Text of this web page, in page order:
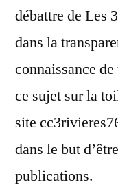
débattre de Les
dans la
connaissance
ce sujet sur la
site
dans le but
publications.